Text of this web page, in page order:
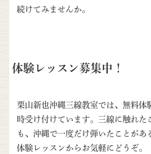
続けてみませんか。
体験レッスン募集中！
栗山新也沖縄三線教室では、無料体
時受け付けています。三線に触れた
も、沖縄で一度だけ弾いたことがあ
体験レッスンからお気軽にどうぞ。